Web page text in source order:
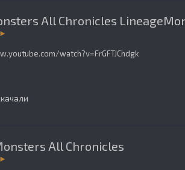
All Chronicles
watch?v=FrGFTJChdgk
All Chronicles